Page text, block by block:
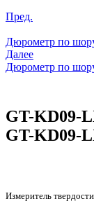
Пред.
Дюрометр по
Далее
Дюрометр по
GT-KD09-
GT-KD09-
Измеритель